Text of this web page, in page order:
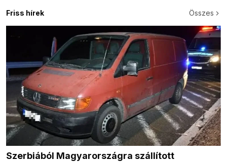
Friss hírek Összes
Szerbiából Magyarországra szállított